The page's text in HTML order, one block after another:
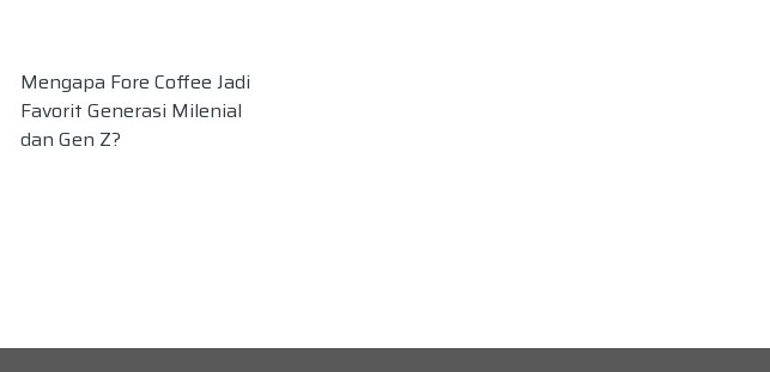
Mengapa Fore Coffee Jadi
Favorit Generasi Milenial
dan Gen Z?